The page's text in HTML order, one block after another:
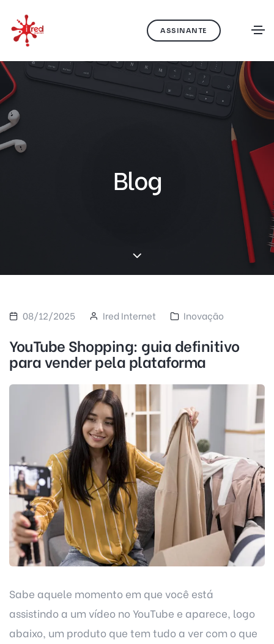
ASSINANTE
Blog
08/12/2025 Ired Internet Inovação
YouTube Shopping: guia definitivo
para vender pela plataforma
Sabe aquele momento em que você está
assistindo a um vídeo no YouTube e aparece, logo
abaixo, um produto que tem tudo a ver com o que